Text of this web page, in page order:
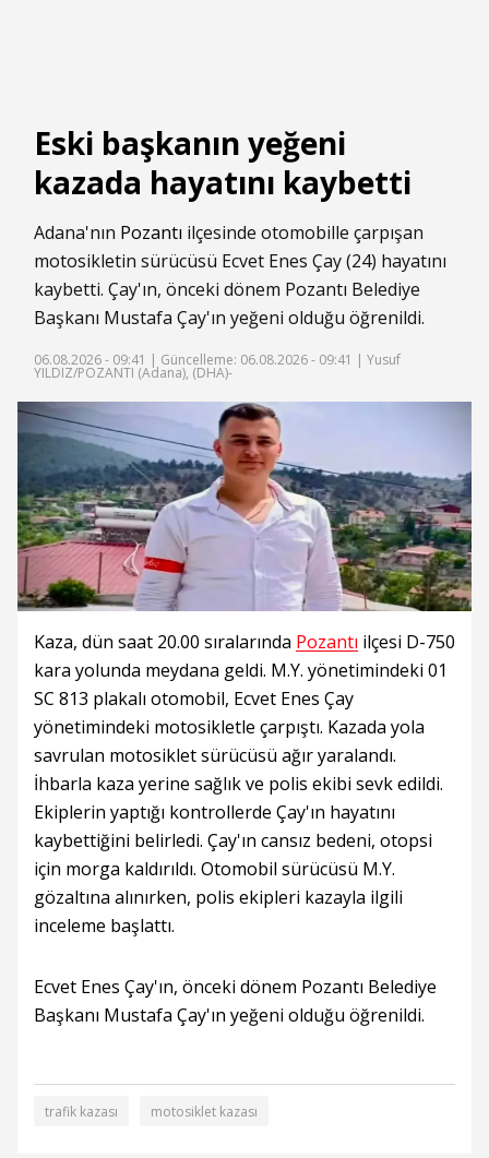
Eski başkanın yeğeni
kazada hayatını kaybetti
Adana'nın Pozantı ilçesinde otomobille çarpışan
motosikletin sürücüsü Ecvet Enes Çay (24) hayatını
kaybetti. Çay'ın, önceki dönem Pozantı Belediye
Başkanı Mustafa Çay'ın yeğeni olduğu öğrenildi.
06.08.2026 - 09:41 | Güncelleme: 06.08.2026 - 09:41 | Yusuf
YILDIZ/POZANTI (Adana), (DHA)-
Kaza, dün saat 20.00 sıralarında Pozantı ilçesi D-750
kara yolunda meydana geldi. M.Y. yönetimindeki 01
SC 813 plakalı otomobil, Ecvet Enes Çay
yönetimindeki motosikletle çarpıştı. Kazada yola
savrulan motosiklet sürücüsü ağır yaralandı.
İhbarla kaza yerine sağlık ve polis ekibi sevk edildi.
Ekiplerin yaptığı kontrollerde Çay'ın hayatını
kaybettiğini belirledi. Çay'ın cansız bedeni, otopsi
için morga kaldırıldı. Otomobil sürücüsü M.Y.
gözaltına alınırken, polis ekipleri kazayla ilgili
inceleme başlattı.
Ecvet Enes Çay'ın, önceki dönem Pozantı Belediye
Başkanı Mustafa Çay'ın yeğeni olduğu öğrenildi.
trafik kazası motosiklet kazası